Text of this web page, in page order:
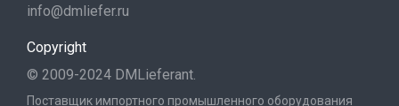
info@dmliefer.ru
Copyright
© 2009-2024 DMLieferant.
Поставщик импортного промышленного оборудования